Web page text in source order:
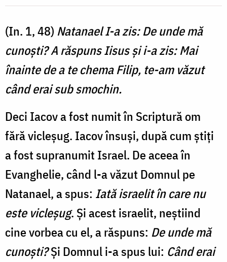
(In. 1, 48) Natanael I-a zis: De unde mă
cunoşti? A răspuns Iisus şi i-a zis: Mai
înainte de a te chema Filip, te-am văzut
când erai sub smochin.
Deci Iacov a fost numit în Scriptură om
fără vicleşug. Iacov însuşi, după cum ştiţi
a fost supranumit Israel. De aceea în
Evanghelie, când l-a văzut Domnul pe
Natanael, a spus: Iată israelit în care nu
este vicleșug. Şi acest israelit, neştiind
cine vorbea cu el, a răspuns: De unde mă
cunoşti?Şi Domnul i-a spus lui: Când erai